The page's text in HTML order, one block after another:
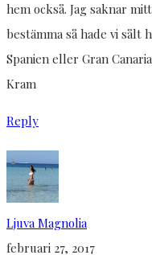
hem också. Jag saknar
bestämma så hade vi
Spanien eller Gran
Kram
Reply
Ljuva Magnolia
februari 27, 2017